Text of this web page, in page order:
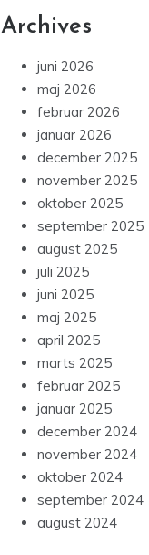
Archives
juni 2026
maj 2026
februar 2026
januar 2026
december 2025
november 2025
oktober 2025
september 2025
august 2025
juli 2025
juni 2025
maj 2025
april 2025
marts 2025
februar 2025
januar 2025
december 2024
november 2024
oktober 2024
september 2024
august 2024